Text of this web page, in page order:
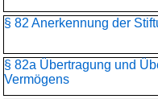
§ 82 Anerkennung der
§ 82a Übertragung und
Vermögens